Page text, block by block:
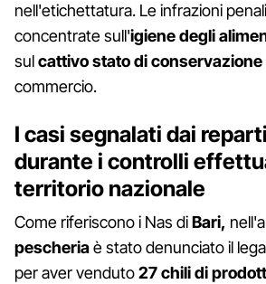
nell'etichettatura. Le infrazioni
concentrate sull'igiene degli
sulcattivo stato di conservazione
commercio.
I casi segnalati dai
durante i controlli
territorio nazionale
Come riferiscono i Nas diBari,
pescheriaè stato denunciato il
per aver venduto27 chili di